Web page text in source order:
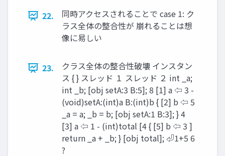
22.
同時アクセスされることで case 1: ク
ラス全体の整合性が 崩れることは想
像に易しい
23.
クラス全体の整合性破壊 インスタン
ス { } スレッド １ スレッド ２ int _a;
int _b; [obj setA:3 B:5]; 8 [1] a ⇦ 3 -
(void)setA:(int)a B:(int)b { [2] b ⇦ 5
_a = a; _b = b; [obj setA:1 B:3]; } 4
[3] a ⇦ 1 - (int)total [4 { [5] b ⇦ 3 ]
return _a + _b; } [obj total]; ⏎1+5 6
?